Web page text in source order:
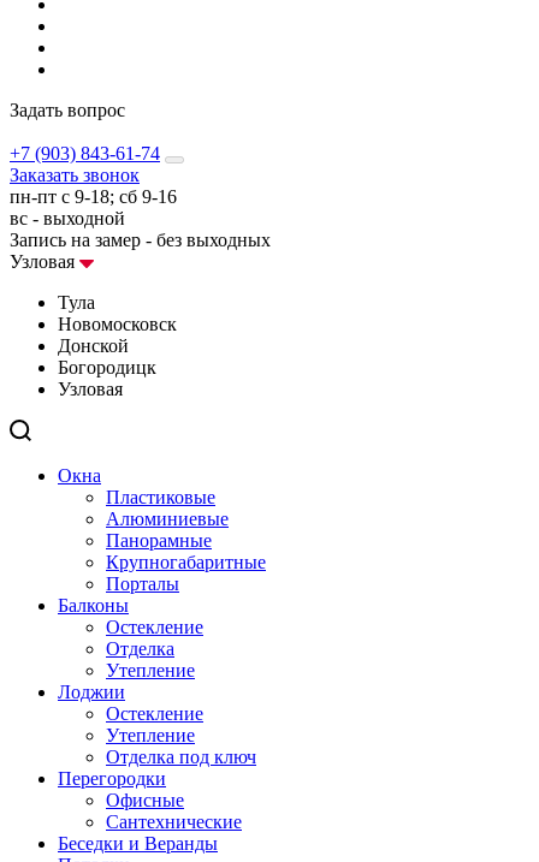
Задать вопрос
+7 (903) 843-61-74
Заказать звонок
пн-пт с 9-18; сб 9-16
вс - выходной
Запись на замер - без выходных
Узловая
Тула
Новомосковск
Донской
Богородицк
Узловая
Окна
Пластиковые
Алюминиевые
Панорамные
Крупногабаритные
Порталы
Балконы
Остекление
Отделка
Утепление
Лоджии
Остекление
Утепление
Отделка под ключ
Перегородки
Офисные
Сантехнические
Беседки и Веранды